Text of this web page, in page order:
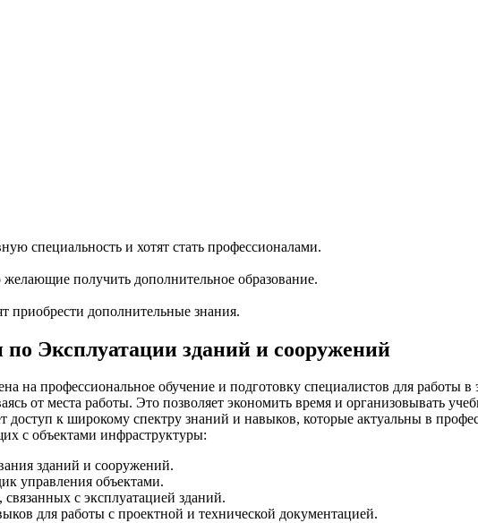
специальность и хотят стать профессионалами.
получить дополнительное образование.
приобрести дополнительные знания.
Эксплуатации зданий и сооружений
на профессиональное обучение и подготовку специалистов для
от места работы. Это позволяет экономить время и организовывать
доступ к широкому спектру знаний и навыков, которые актуальны в
с объектами инфраструктуры:
зданий и сооружений.
управления объектами.
с эксплуатацией зданий.
для работы с проектной и технической документацией.